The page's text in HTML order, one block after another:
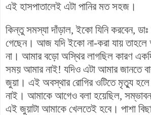
এই হাসপাতালেই এটা পানির মত সহজ।
কিন্তু সমস্যা দাঁড়াল, ইকো যিনি করবেন, ডাঃ
গেছেন। আজ যদি ইকো না-করা যায়
না। আমার বড়ো অস্থির লাগছিল কারণ
সময় আমার নাই! যদিও এটা আমার জানতে
জুয়া। এই অবস্থার রোগির ওটিতে মৃত্যু
নাই। আমাকে আগেও বলা হয়েছিল,
এই জুয়াটা আমাকে খেলতেই হবে। পাশা